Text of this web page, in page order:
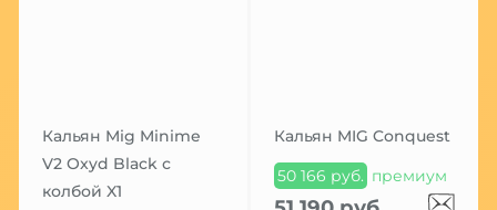
Кальян Mig Minime
V2 Oxyd Black с
колбой X1
Кальян MIG Conquest
50 166 руб. премиум